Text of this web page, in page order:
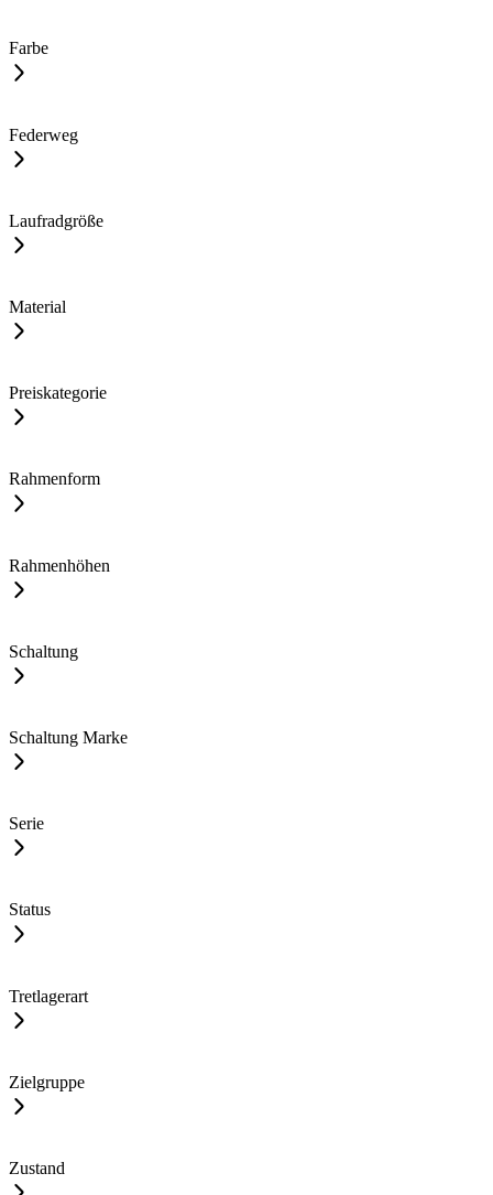
Farbe
Federweg
Laufradgröße
Material
Preiskategorie
Rahmenform
Rahmenhöhen
Schaltung
Schaltung Marke
Serie
Status
Tretlagerart
Zielgruppe
Zustand